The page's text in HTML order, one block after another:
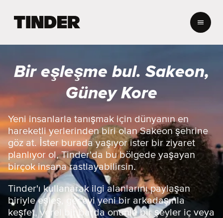
r
n
S
a
y
f
a
Bir eşleşme bul. Sakeon,
Güney Kore
Yeni insanlarla tanışmak için dünyanın en
hareketli yerlerinden biri olan Sakeon şehrine
göz at. İster burada yaşıyor ister bir ziyaret
planlıyor ol, Tinder'da bu bölgede yaşayan
birçok insana rastlayabilirsin.
Tinder'ı kullanarak ilgi alanlarını paylaşan
biriyle eşleş, geceyi yeni bir arkadaşınla
keşfet, yerel bir barda onunla bir şeyler iç veya